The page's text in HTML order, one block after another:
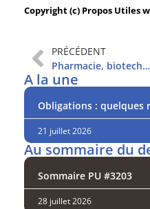
Copyright (c) Propos Utiles
PRÉCÉDENT
Pharmacie, biotechs : qui sont les gagnants du Covid-19 ?
A la une
Obligations : quelques
21 juillet 2026
Au sommaire du
Sommaire PU #3203
28 juillet 2026